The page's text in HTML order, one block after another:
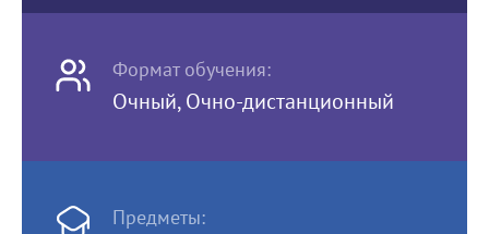
Формат обучения:
Очный, Очно-дистанционный
Предметы: